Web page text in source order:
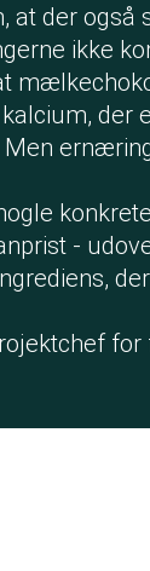
at der
ikke
der
-
for